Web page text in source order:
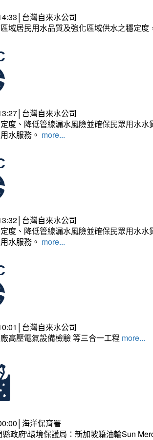
台灣自來水公司
域居民用水品質及強化區域供水之穩定
台灣自來水公司
度、降低管線漏水風險並確保民眾用水
水服務。 more...
台灣自來水公司
度、降低管線漏水風險並確保民眾用水
水服務。 more...
台灣自來水公司
高壓電氣設備檢驗 等三合一工程 more...
海洋保育署
政府\環境保護局：新加坡籍油輪Sun